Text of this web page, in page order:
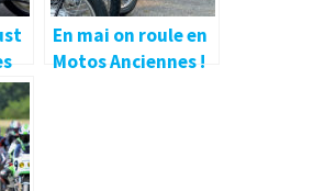
En mai on roule en
Motos Anciennes !